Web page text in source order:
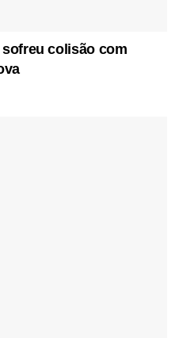
colisão com